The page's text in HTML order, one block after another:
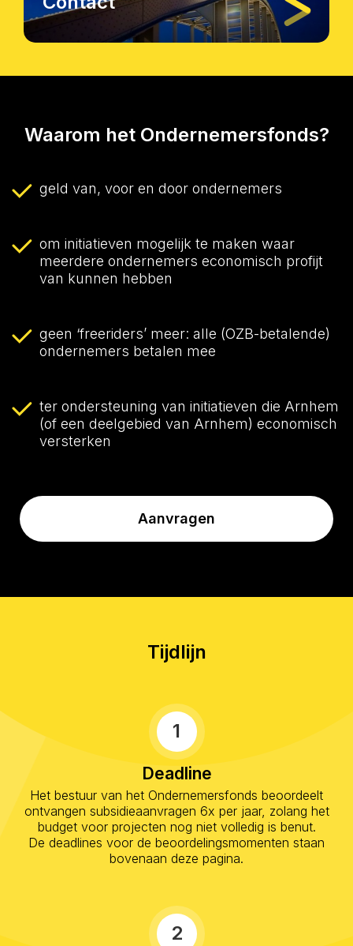
Waarom hetOndernemersfonds?
geld van, voor en door ondernemers
om initiatieven mogelijk te maken waar
meerdere ondernemers economisch profijt
van kunnen hebben
geen ‘freeriders’ meer: alle (OZB-betalende)
ondernemers betalen mee
ter ondersteuning van initiatieven die Arnhem
(of een deelgebied van Arnhem) economisch
versterken
Aanvragen
Tijdlijn
1
Deadline
Het bestuur van het Ondernemersfonds beoordeelt
ontvangen subsidieaanvragen 6x per jaar, zolang het
budget voor projecten nog niet volledig is benut.
De deadlines voor de beoordelingsmomenten staan
bovenaan deze pagina.
2